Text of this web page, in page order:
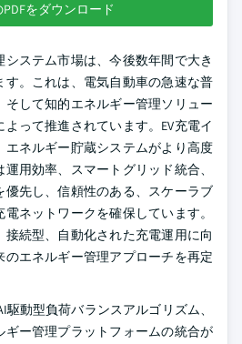
をダウンロード
ステム市場は、今後数年間で大き
す。これは、電気自動車の急速な普
そして知的エネルギー管理ソリュー
って推進されています。EV充電イ
エネルギー貯蔵システムがより高度
用効率、スマートグリッド統合、
先し、信頼性のある、スケーラブ
ネットワークを確保しています。
続型、自動化された充電運用に向
のエネルギー管理アプローチを再定
駆動型負荷バランスアルゴリズム、
ギー管理プラットフォームの統合が